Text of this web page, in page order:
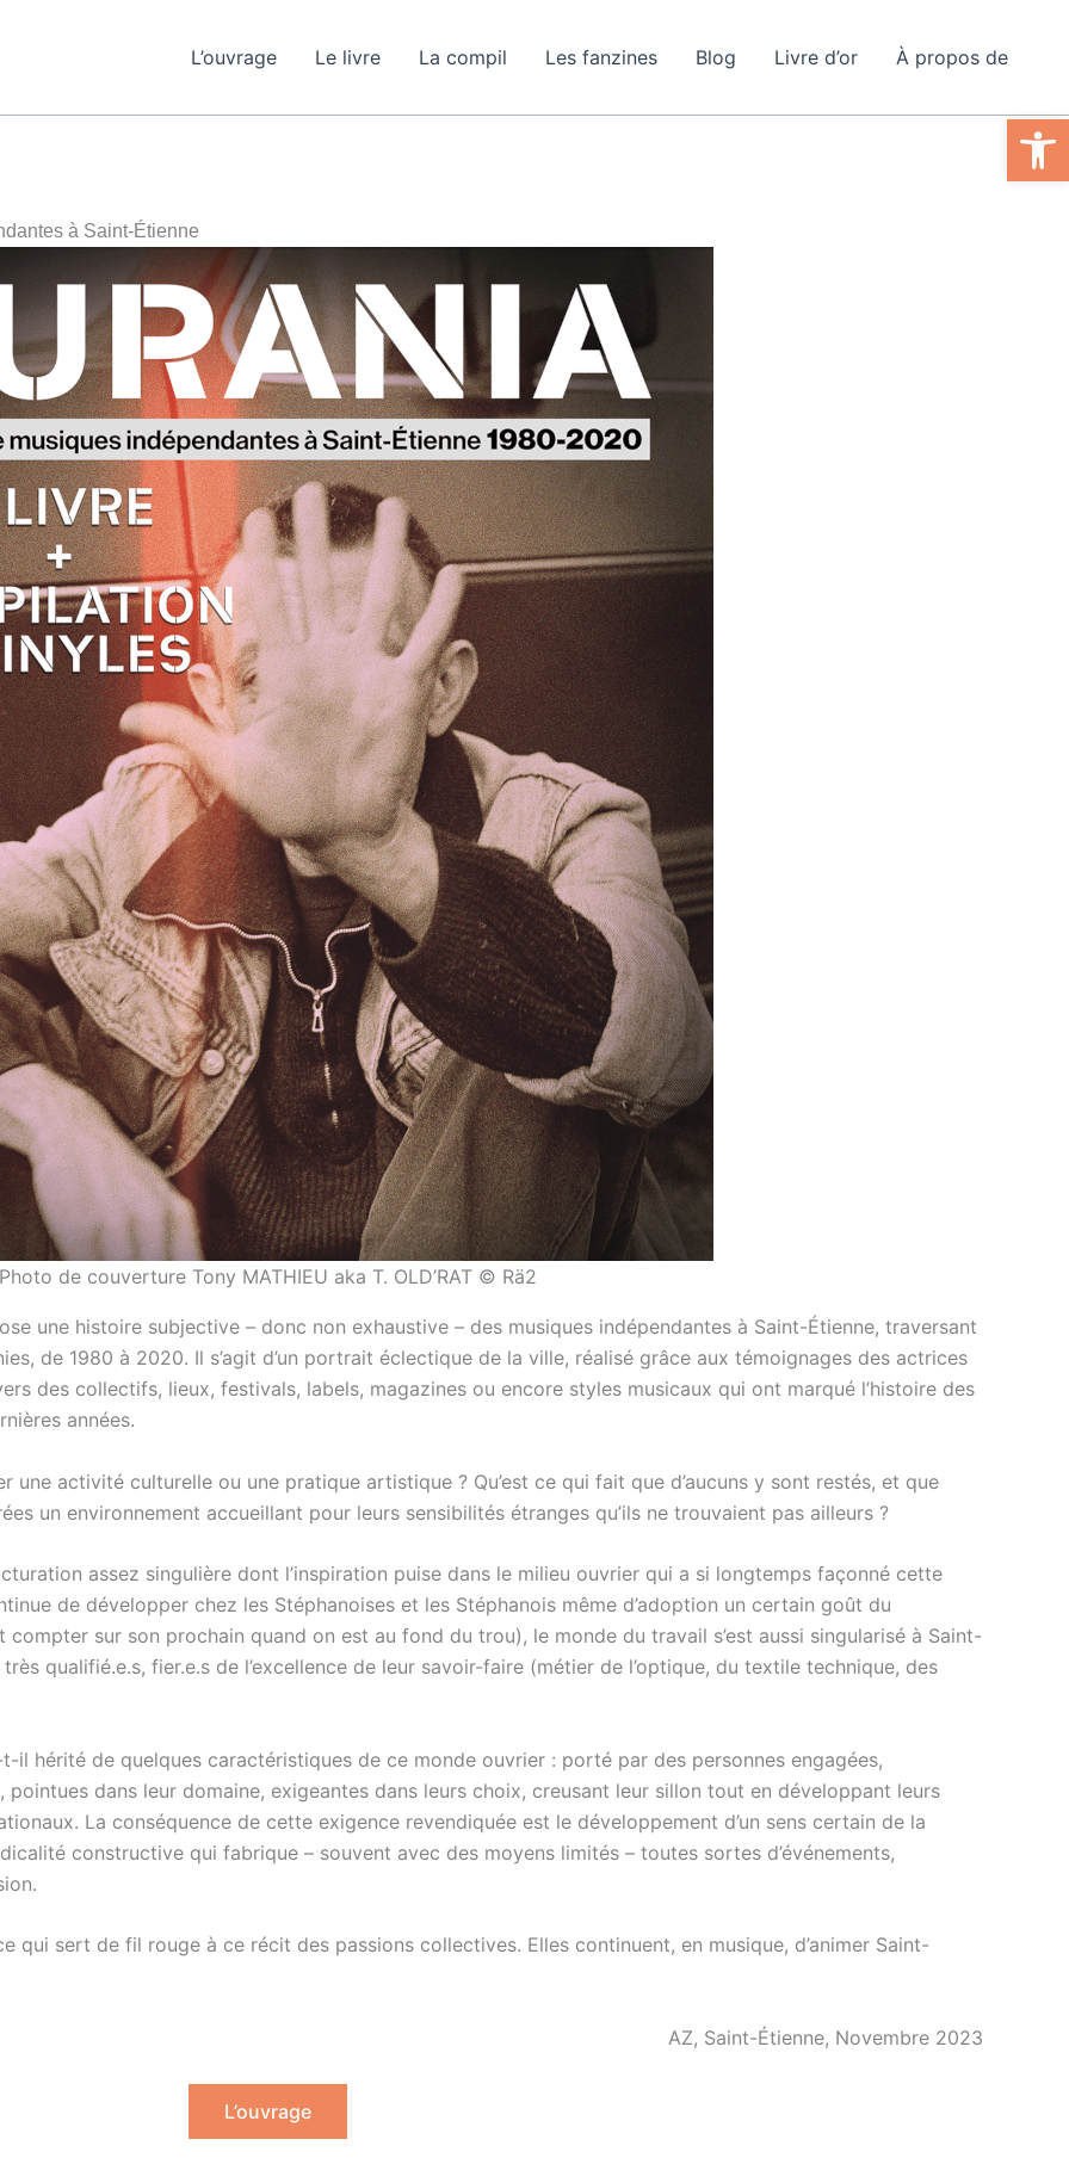
L’ouvrage Le livre La compil Les fanzines Blog Livre d’or À propos de
à Saint-Étienne
de couverture Tony MATHIEU aka T. OLD’RAT © Rä2
une histoire subjective – donc non exhaustive – des musiques indépendantes à Saint-Étienne, traversant
de 1980 à 2020. Il s’agit d’un portrait éclectique de la ville, réalisé grâce aux témoignages des actrices
des collectifs, lieux, festivals, labels, magazines ou encore styles musicaux qui ont marqué l’histoire des
années.
activité culturelle ou une pratique artistique ? Qu’est ce qui fait que d’aucuns y sont restés, et que
un environnement accueillant pour leurs sensibilités étranges qu’ils ne trouvaient pas ailleurs ?
assez singulière dont l’inspiration puise dans le milieu ouvrier qui a si longtemps façonné cette
de développer chez les Stéphanoises et les Stéphanois même d’adoption un certain goût du
sur son prochain quand on est au fond du trou), le monde du travail s’est aussi singularisé à Saint-
qualifié.e.s, fier.e.s de l’excellence de leur savoir-faire (métier de l’optique, du textile technique, des
hérité de quelques caractéristiques de ce monde ouvrier : porté par des personnes engagées,
pointues dans leur domaine, exigeantes dans leurs choix, creusant leur sillon tout en développant leurs
La conséquence de cette exigence revendiquée est le développement d’un sens certain de la
constructive qui fabrique – souvent avec des moyens limités – toutes sortes d’événements,
qui sert de fil rouge à ce récit des passions collectives. Elles continuent, en musique, d’animer Saint-
AZ, Saint-Étienne, Novembre 2023
L’ouvrage
Ouvrir